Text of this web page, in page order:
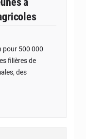
pour 500 000
filières de
des